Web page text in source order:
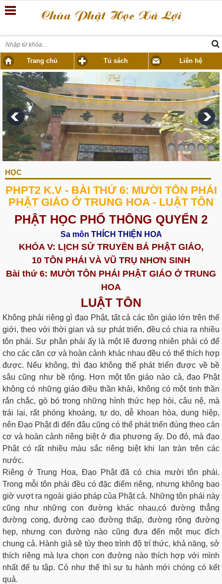
Trang chủ Tủ sách Liên hệ
HỌC
PHPT2 K.V - BÀI THỨ 6: MƯỜI TÔN PHÁI
PHẬT GIÁO Ở TRUNG HOA - LUẬT TÔN
PHẬT HỌC PHỔ THÔNG QUYỂN 2
Sa môn THÍCH THIỆN HOA
KHÓA V: LỊCH SỬ TRUYỀN BÁ PHẬT GIÁO,
10 TÔN PHÁI VÀ VŨ TRỤ NHƠN SINH
Bài thứ 6: MƯỜI TÔN PHÁI PHẬT GIÁO Ở TRUNG
HOA
LUẬT TÔN
Không phải riêng gì đạo Phật, tất cả các tôn giáo lớn trên thế
giới, theo với thời gian và sự phát triển, đều có chia ra nhiều
tôn phái. Sự phân phái ấy là một lẽ đương nhiên phải có để
cho các căn cơ và hoàn cảnh khác nhau đều có thể thích hợp
được. Nếu không, thì đạo không thể phát triển được về bề
sâu cũng như bề rộng. Hơn một tôn giáo nào cả, đạo Phật
không có những giáo điều thần khải, không có một tinh thần
rắn chắc, gò bó trong những hình thức hẹp hòi, câu nệ, mà
trái lại, rất phóng khoáng, tự do, dễ khoan hòa, dung hiệp,
nên Đạo Phật đi đến đâu cũng có thể phát triển đúng theo căn
cơ và hoàn cảnh riêng biệt ở địa phương ấy. Do đó, mà đạo
Phật có rất nhiều màu sắc riêng biệt khi lan tràn trên các
nước.
Riêng ở Trung Hoa, Đạo Phật đã có chia mười tôn phái.
Trong mỗi tôn phái đều có đặc điểm riêng, nhưng không bao
giờ vượt ra ngoài giáo pháp của Phật cả. Những tôn phái này
cũng như những con đường khác nhau,có đường thẳng
đường cong, đường cao đường thấp, đường rộng đường
hẹp, nhưng con đường nào cũng đưa đến một mục đích
chung cả. Hành giả sẽ tùy theo trình độ trí thức, khả năng, sở
thích riêng mà lựa chọn con đường nào thích hợp với mình
nhất để tu tập. Có như thế thì sự tu hành mới chóng có kết
quả.